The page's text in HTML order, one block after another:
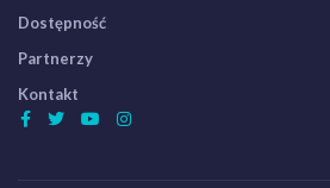
Dostępność
Partnerzy
Kontakt